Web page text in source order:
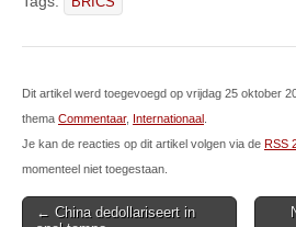
Dit artikel werd toegevoegd op vrijdag 25 oktober
thema Commentaar, Internationaal
Je kan de reacties op dit artikel volgen via de RSS
momenteel niet toegestaan.
Post
← China dedollariseert in